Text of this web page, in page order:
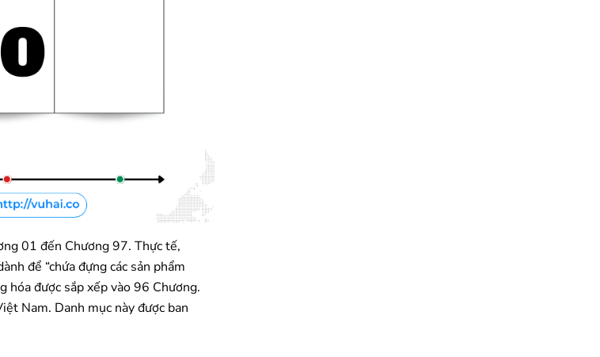
01 đến Chương 97. Thực tế,
để “chứa đựng các sản phẩm
hóa được sắp xếp vào 96 Chương.
Nam. Danh mục này được ban